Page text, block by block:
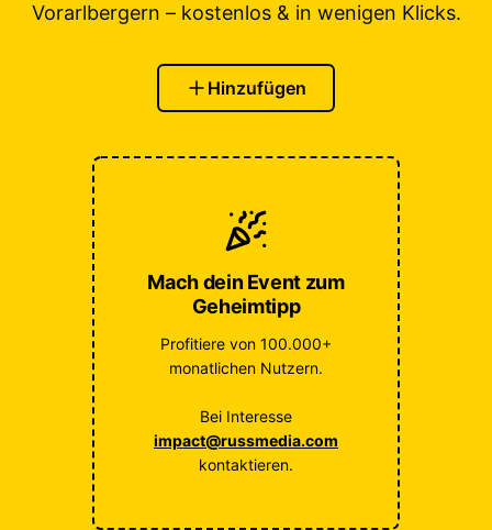
Vorarlbergern – kostenlos & in wenigen Klicks.
Hinzufügen
Mach dein Event zum
Geheimtipp
Profitiere von 100.000+
monatlichen Nutzern.
Bei Interesse
impact@russmedia.com
kontaktieren.